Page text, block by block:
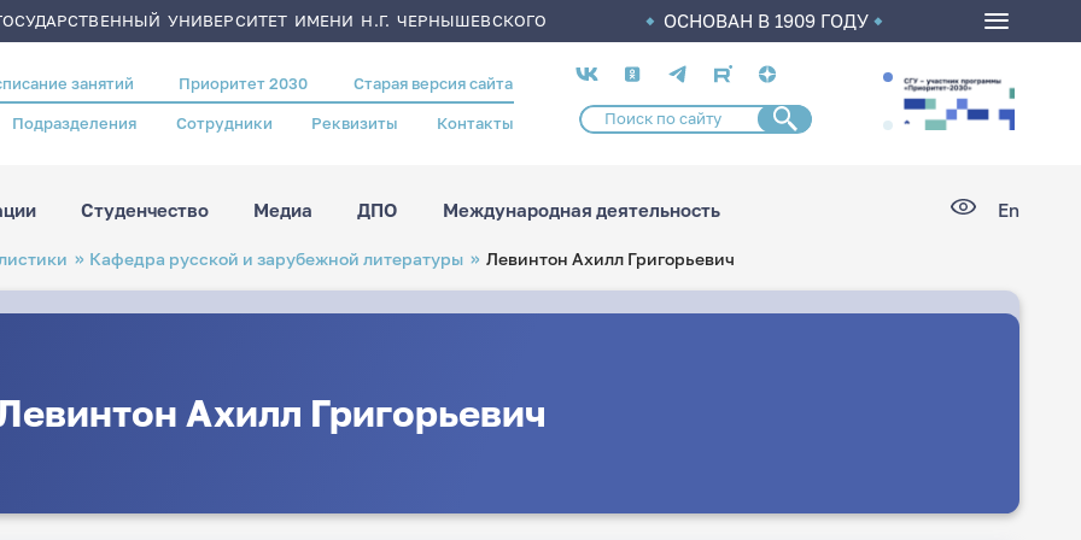
УНИВЕРСИТЕТ ИМЕНИ Н.Г. ЧЕРНЫШЕВСКОГО ОСНОВАН В 1909 ГОДУ
занятий Приоритет 2030 Старая версия сайта
Подразделения Сотрудники Реквизиты Контакты
Социальные
сети
Студенчество Медиа ДПО Международная деятельность En
Кафедра русской и зарубежной литературы Левинтон Ахилл Григорьевич
Ахилл Григорьевич